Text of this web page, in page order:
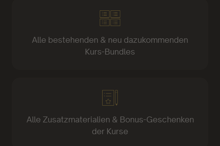
Alle bestehenden & neu dazukommenden
Kurs-Bundles
Alle Zusatzmaterialien & Bonus-Geschenken
der Kurse